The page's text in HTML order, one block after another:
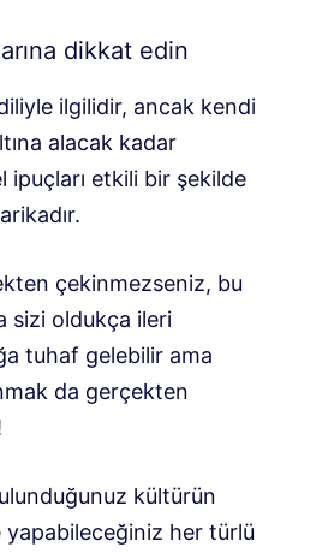
dikkat edin
ilgilidir, ancak kendi
alacak kadar
ipuçları etkili bir şekilde
çekinmezseniz, bu
sizi oldukça ileri
tuhaf gelebilir ama
da gerçekten
kültürün
yapabileceğiniz her türlü